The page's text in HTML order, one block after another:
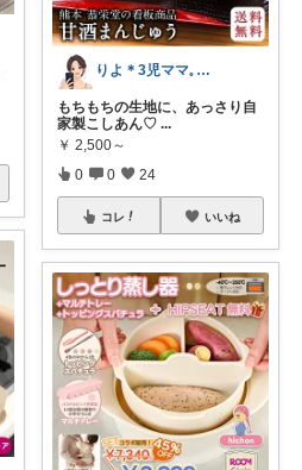
りよ＊3児ママ𓈒 𓏸 𓐍
もちもちの生地に、あっさり自
家製こしあん♡ ...
￥ 2,500～
0 0 24
コレ いいね